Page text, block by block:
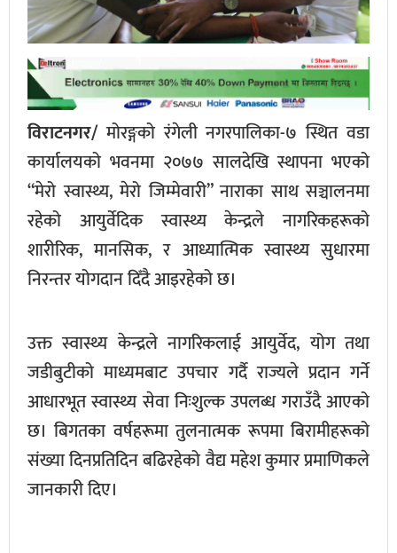
विराटनगर/मोरङ्गको रंगेली नगरपालिका-७ स्थित वडा
कार्यालयको भवनमा २०७७ सालदेखि स्थापना भएको
“मेरो स्वास्थ्य, मेरो जिम्मेवारी” नाराका साथ सञ्चालनमा
रहेको आयुर्वेदिक स्वास्थ्य केन्द्रले नागरिकहरूको
शारीरिक, मानसिक, र आध्यात्मिक स्वास्थ्य सुधारमा
निरन्तर योगदान दिँदै आइरहेको छ।
उक्त स्वास्थ्य केन्द्रले नागरिकलाई आयुर्वेद, योग तथा
जडीबुटीको माध्यमबाट उपचार गर्दै राज्यले प्रदान गर्ने
आधारभूत स्वास्थ्य सेवा निःशुल्क उपलब्ध गराउँदै आएको
छ। बिगतका वर्षहरूमा तुलनात्मक रूपमा बिरामीहरूको
संख्या दिनप्रतिदिन बढिरहेको वैद्य महेश कुमार प्रमाणिकले
जानकारी दिए।